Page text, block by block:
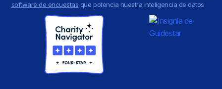
software de encuestas que potencia nuestra inteligencia de datos